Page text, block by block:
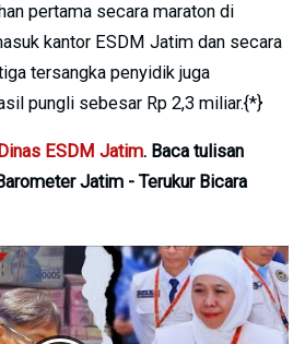
pertama secara maraton di
kantor ESDM Jatim dan secara
tersangka penyidik juga
pungli sebesar Rp 2,3 miliar.{*}
ESDM Jatim. Baca tulisan
Jatim - Terukur Bicara